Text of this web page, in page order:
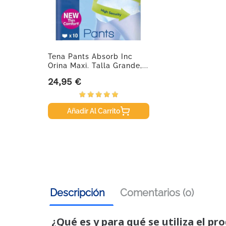
Tena Pants Absorb Inc
Orina Maxi. Talla Grande,...
Precio
24,95 €
Añadir Al Carrito
Descripción Comentarios (0)
¿Qué es y para qué se utiliza el